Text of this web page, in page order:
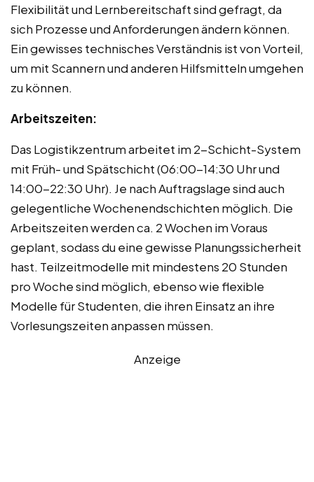
Flexibilität und Lernbereitschaft sind gefragt, da
sich Prozesse und Anforderungen ändern können.
Ein gewisses technisches Verständnis ist von Vorteil,
um mit Scannern und anderen Hilfsmitteln umgehen
zu können.
Arbeitszeiten:
Das Logistikzentrum arbeitet im 2-Schicht-System
mit Früh- und Spätschicht (06:00-14:30 Uhr und
14:00-22:30 Uhr). Je nach Auftragslage sind auch
gelegentliche Wochenendschichten möglich. Die
Arbeitszeiten werden ca. 2 Wochen im Voraus
geplant, sodass du eine gewisse Planungssicherheit
hast. Teilzeitmodelle mit mindestens 20 Stunden
pro Woche sind möglich, ebenso wie flexible
Modelle für Studenten, die ihren Einsatz an ihre
Vorlesungszeiten anpassen müssen.
Anzeige